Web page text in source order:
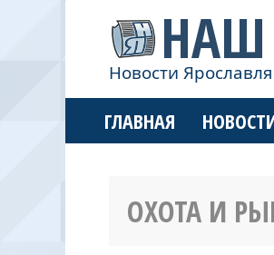
НАШ
Новости
ГЛАВНАЯ
ОХОТА И